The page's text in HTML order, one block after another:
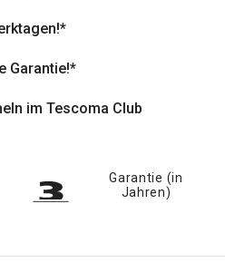
Garantie!*
im Tescoma Club
Garantie (in
Jahren)